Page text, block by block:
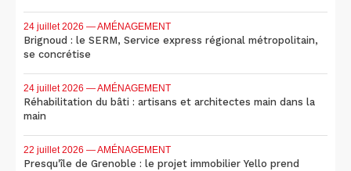
24 juillet 2026 — AMÉNAGEMENT
Brignoud : le SERM, Service express régional métropolitain,
se concrétise
24 juillet 2026 — AMÉNAGEMENT
Réhabilitation du bâti : artisans et architectes main dans la
main
22 juillet 2026 — AMÉNAGEMENT
Presqu'île de Grenoble : le projet immobilier Yello prend